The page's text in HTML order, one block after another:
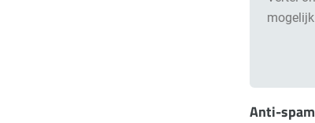
Anti-spam